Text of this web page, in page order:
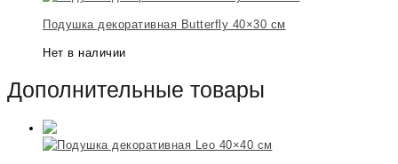
Подушка декоративная Butterfly 40×30 см
Нет в наличии
Дополнительные товары